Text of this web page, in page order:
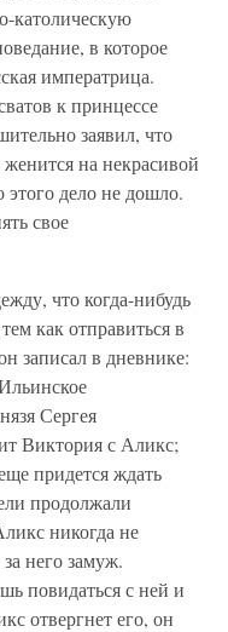
католическую
в которое
императрица.
к принцессе
заявил, что
на некрасивой
дело не дошло.
свое
что когда-нибудь
как отправиться в
записал в дневнике:
Сергея
Виктория с Аликс;
придется ждать
продолжали
никогда не
него замуж.
повидаться с ней и
отвергнет его, он